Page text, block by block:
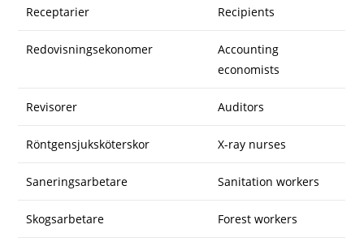
Receptarier Recipients
Redovisningsekonomer
Accounting
economists
Revisorer Auditors
Röntgensjuksköterskor X-ray nurses
Saneringsarbetare Sanitation workers
Skogsarbetare Forest workers